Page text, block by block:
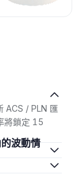
ACS / PLN 匯
將鎖定 15